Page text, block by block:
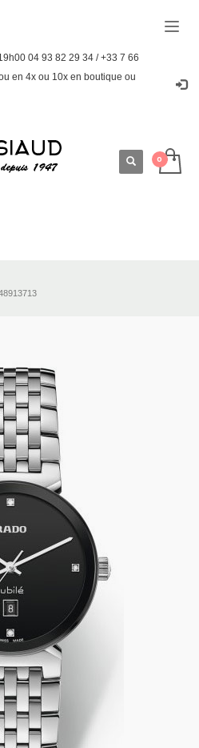
04 93 82 29 34 / +33 7 66
en 4x ou 10x en boutique ou